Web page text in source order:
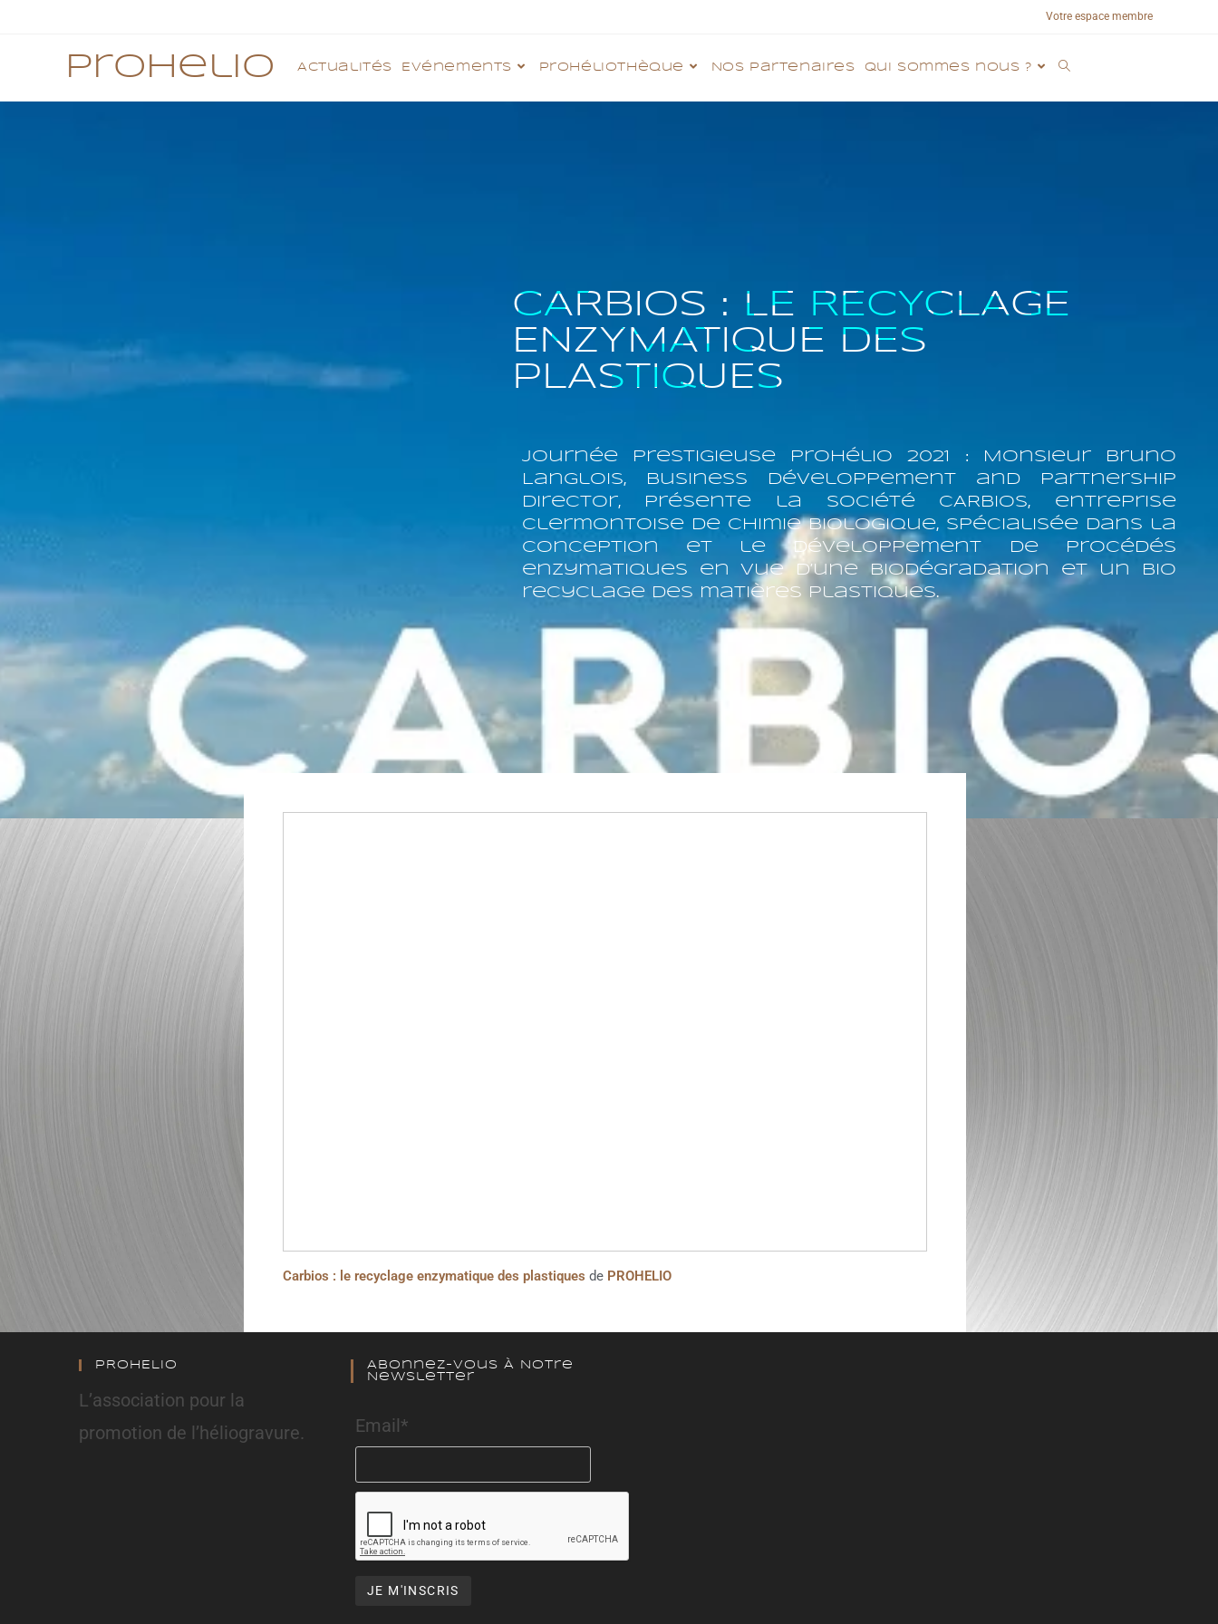
Votre espace membre
Prohelio Actualités Evénements Prohéliothèque Nos partenaires Qui sommes nous ?
CARBIOS : LE RECYCLAGE
ENZYMATIQUE DES
PLASTIQUES
Journée prestigieuse Prohélio 2021 : Monsieur Bruno
Langlois, Business développement and partnership
director, présente la société CARBIOS, entreprise
Clermontoise de chimie biologique, spécialisée dans la
conception et le développement de procédés
enzymatiques en vue d’une biodégradation et un bio
recyclage des matières plastiques.
Carbios : le recyclage enzymatique des plastiques de PROHELIO
PROHELIO
L’association pour la
promotion de l’héliogravure.
Abonnez-Vous À Notre
Newsletter
Email*